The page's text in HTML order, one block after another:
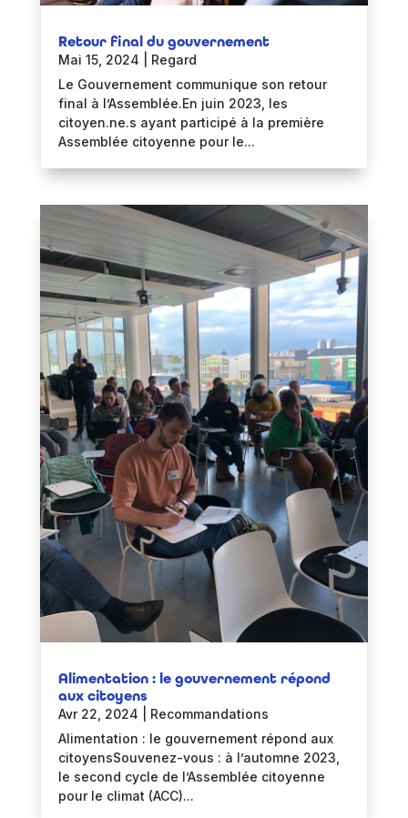
Retour final du gouvernement
Mai 15, 2024
Regard
Le Gouvernement communique son retour
final à l’Assemblée.En juin 2023, les
citoyen.ne.s ayant participé à la première
Assemblée citoyenne pour le...
Alimentation : le gouvernement répond
aux citoyens
Avr 22, 2024
Recommandations
Alimentation : le gouvernement répond aux
citoyensSouvenez-vous : à l’automne 2023,
le second cycle de l’Assemblée citoyenne
pour le climat (ACC)...